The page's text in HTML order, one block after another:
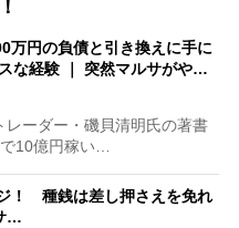
万円の負債と引き換えに手に
な経験 ｜ 突然マルサがや…
ーダー・磯貝清明氏の著書
で10億円稼い…
！ 種銭は差し押さえを免れ
…